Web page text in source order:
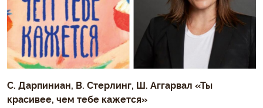
С. Дарпиниан, В. Стерлинг, Ш. Аггарвал «Ты
красивее, чем тебе кажется»